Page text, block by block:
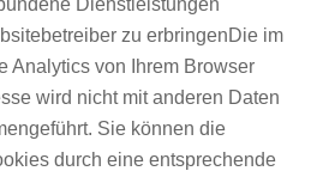
zu erbringenDie im
Analytics von Ihrem Browser
wird nicht mit anderen Daten
Sie können die
durch eine entsprechende